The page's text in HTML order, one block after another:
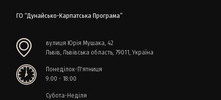
ГО “Дунайсько-Карпатська Програма”
вулиця Юрія Мушака, 42
Львів, Львівська область, 79011, Україна
Понеділок-П'ятниця
9:00 - 18:00
Субота-Неділя